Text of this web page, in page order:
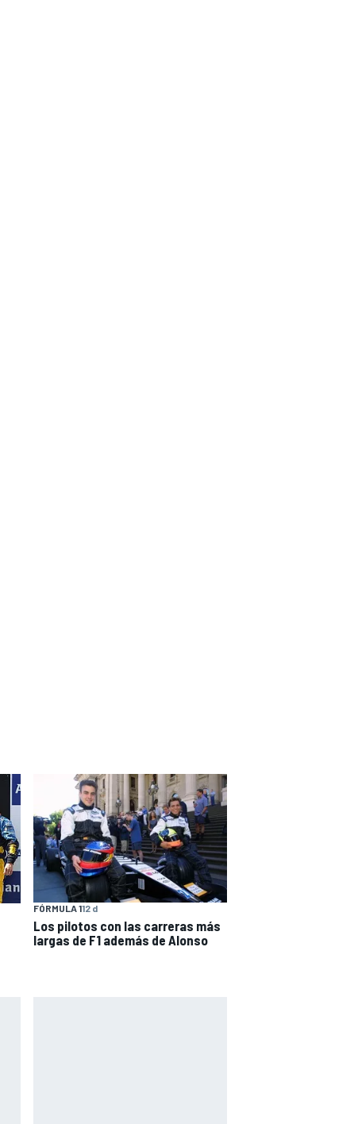
FÓRMULA 112 d
Los pilotos con las carreras más
largas de F1 además de Alonso